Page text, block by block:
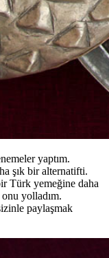
yaptım.
şık bir alternatifti.
Türk yemeğine daha
onu yolladım.
paylaşmak